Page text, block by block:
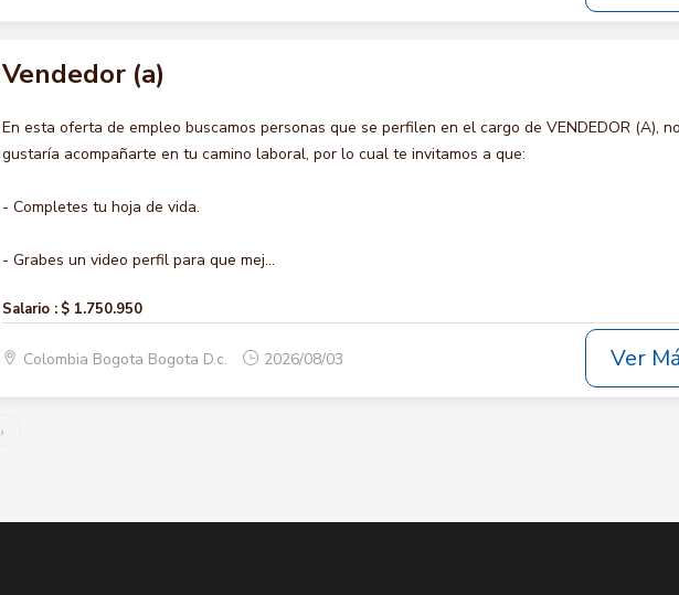
Vendedor (a)
En esta oferta de empleo buscamos personas que se perfilen en el cargo de VENDEDOR (A),
gustaría acompañarte en tu camino laboral, por lo cual te invitamos a que:
- Completes tu hoja de vida.
- Grabes un video perfil para que mej...
Salario : $ 1.750.950
Colombia Bogota Bogota D.c. 2026/08/03 Ver
›